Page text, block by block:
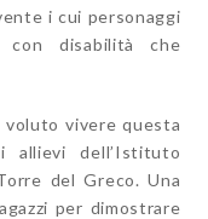
i cui personaggi
con disabilità che
vivere questa
dell’Istituto
del Greco. Una
per dimostrare